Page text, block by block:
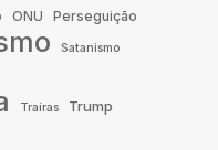
ONU Perseguição
Satanismo
Traíras Trump